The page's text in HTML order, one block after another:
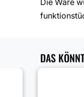
DAS